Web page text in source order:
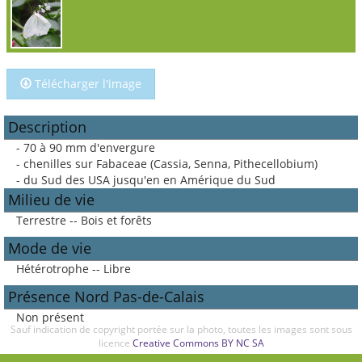
Télécharger l'image
Description
- 70 à 90 mm d'envergure
- chenilles sur Fabaceae (Cassia, Senna, Pithecellobium)
- du Sud des USA jusqu'en en Amérique du Sud
Milieu de vie
Terrestre -- Bois et forêts
Mode de vie
Hétérotrophe -- Libre
Présence Nord Pas-de-Calais
Non présent
Sauf indication de copyright portée sur la photo, toutes les images sont sous
licence Creative Commons BY NC SA